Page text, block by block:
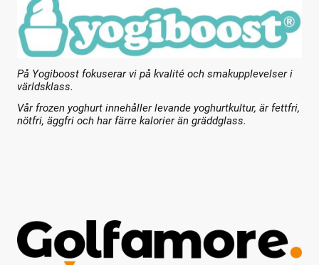
På Yogiboost fokuserar vi på kvalité och smakupplevelser i
världsklass.
Vår frozen yoghurt innehåller levande yoghurtkultur, är fettfri,
nötfri, äggfri och har färre kalorier än gräddglass.